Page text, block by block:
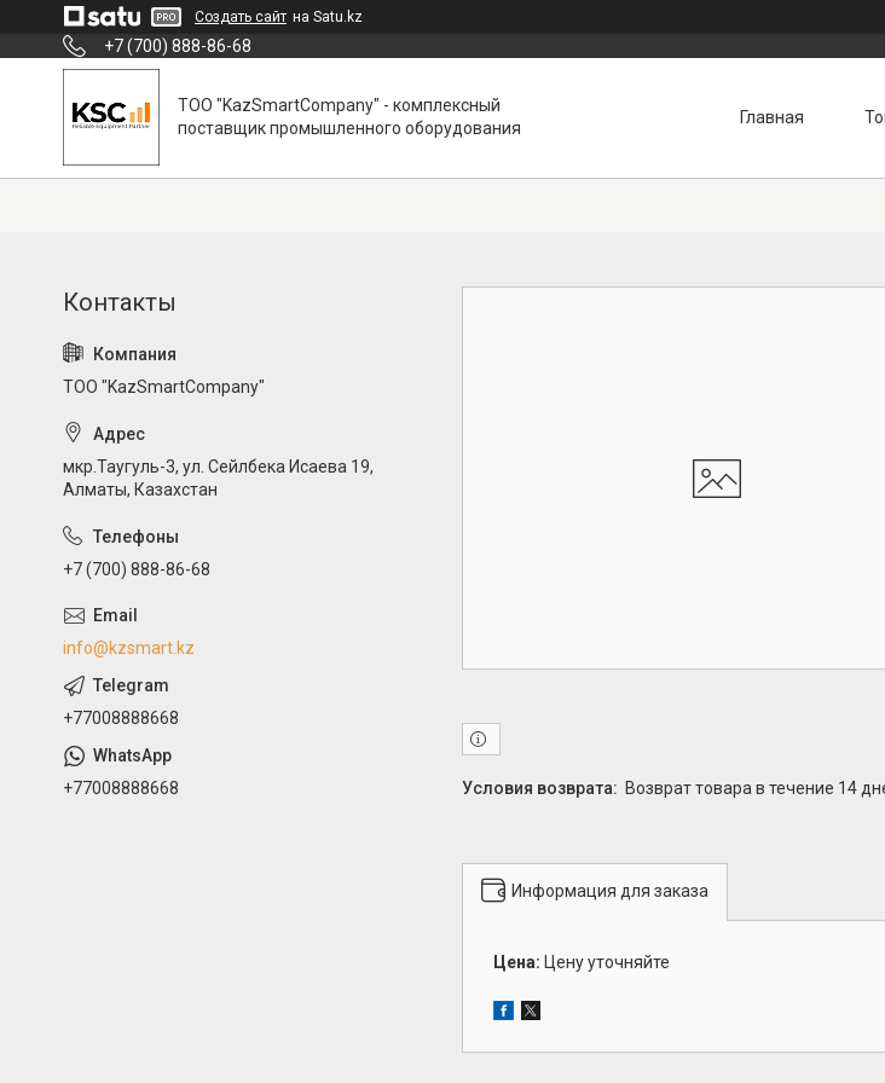
Создать сайт на Satu.kz
+7 (700) 888-86-68
ТОО "KazSmartCompany" - комплексный
поставщик промышленного оборудования
Главная
возврат товара в течение 14
Информация для заказа
Цена: Цену уточняйте
ТОО "KazSmartCompany"
мкр.Таугуль-3, ул. Сейлбека Исаева 19,
Алматы, Казахстан
+7 (700) 888-86-68
info@kzsmart.kz
+77008888668
+77008888668